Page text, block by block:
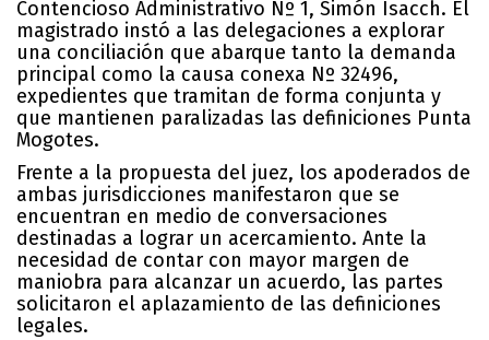
Contencioso Administrativo Nº 1, Simón Isacch. El
magistrado instó a las delegaciones a explorar
una conciliación que abarque tanto la demanda
principal como la causa conexa Nº 32496,
expedientes que tramitan de forma conjunta y
que mantienen paralizadas las definiciones Punta
Mogotes.
Frente a la propuesta del juez, los apoderados de
ambas jurisdicciones manifestaron que se
encuentran en medio de conversaciones
destinadas a lograr un acercamiento. Ante la
necesidad de contar con mayor margen de
maniobra para alcanzar un acuerdo, las partes
solicitaron el aplazamiento de las definiciones
legales.